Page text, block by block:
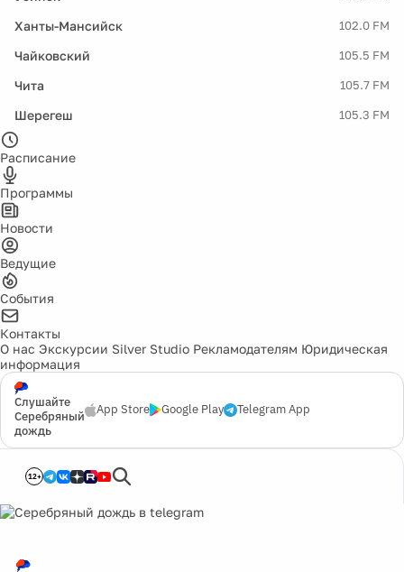
Ханты-Мансийск 102.0 FM
Чайковский 105.5 FM
Чита 105.7 FM
Шерегеш 105.3 FM
Расписание
Программы
Новости
Ведущие
События
Контакты
О нас Экскурсии Silver Studio Рекламодателям Юридическая
информация
Слушайте
Серебряный
дождь
App Store Google Play Telegram App
12+